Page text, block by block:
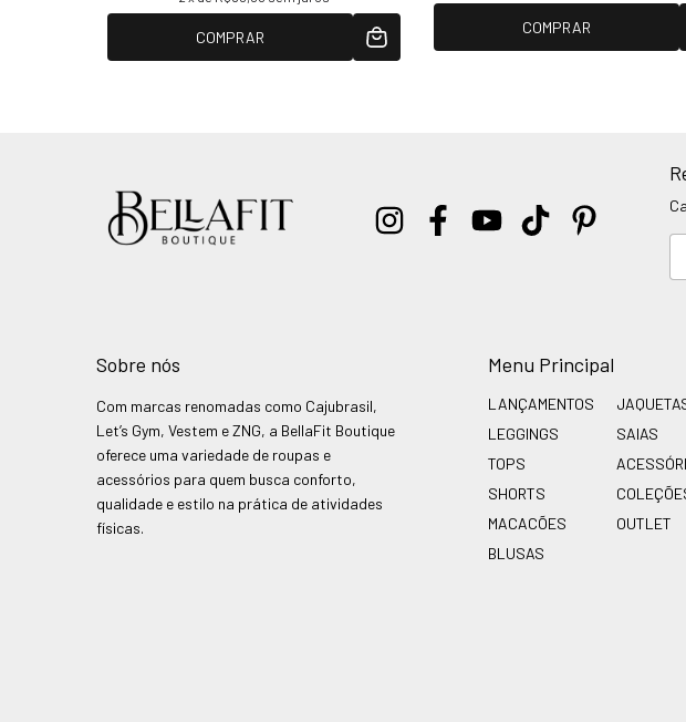
COMPRAR
COMPRAR
Sobre nós
Com marcas renomadas como Cajubrasil,
Let’s Gym, Vestem e ZNG, a BellaFit Boutique
oferece uma variedade de roupas e
acessórios para quem busca conforto,
qualidade e estilo na prática de atividades
físicas.
Menu Principal
LANÇAMENTOS
LEGGINGS
TOPS
SHORTS
MACACÕES
BLUSAS
SAIAS
OUTLET